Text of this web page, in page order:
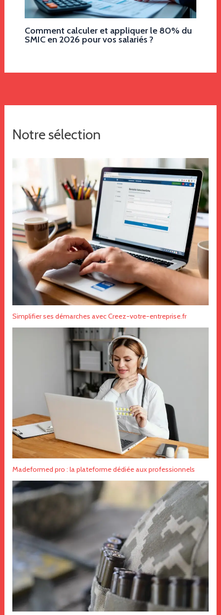
Comment calculer et appliquer le 80% du
SMIC en 2026 pour vos salariés ?
Notre sélection
Simplifier ses démarches avec Creez-votre-entreprise.fr
Madeformed pro : la plateforme dédiée aux professionnels